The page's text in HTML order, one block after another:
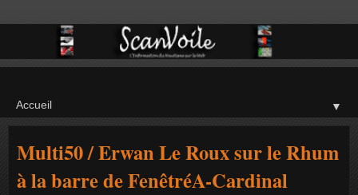
▼
Multi50 / Erwan Le Roux sur le Rhum
à la barre de FenêtréA-Cardinal